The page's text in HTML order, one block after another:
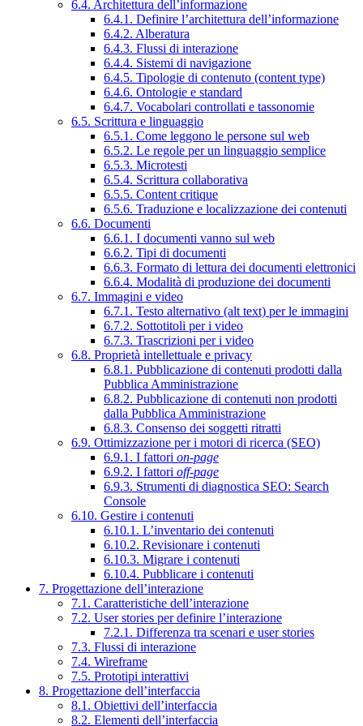
6.4. Architettura dell’informazione
6.4.1. Definire l’architettura dell’informazione
6.4.2. Alberatura
6.4.3. Flussi di interazione
6.4.4. Sistemi di navigazione
6.4.5. Tipologie di contenuto (content type)
6.4.6. Ontologie e standard
6.4.7. Vocabolari controllati e tassonomie
6.5. Scrittura e linguaggio
6.5.1. Come leggono le persone sul web
6.5.2. Le regole per un linguaggio semplice
6.5.3. Microtesti
6.5.4. Scrittura collaborativa
6.5.5. Content critique
6.5.6. Traduzione e localizzazione dei contenuti
6.6. Documenti
6.6.1. I documenti vanno sul web
6.6.2. Tipi di documenti
6.6.3. Formato di lettura dei documenti elettronici
6.6.4. Modalità di produzione dei documenti
6.7. Immagini e video
6.7.1. Testo alternativo (alt text) per le immagini
6.7.2. Sottotitoli per i video
6.7.3. Trascrizioni per i video
6.8. Proprietà intellettuale e privacy
6.8.1. Pubblicazione di contenuti prodotti dalla
Pubblica Amministrazione
6.8.2. Pubblicazione di contenuti non prodotti
dalla Pubblica Amministrazione
6.8.3. Consenso dei soggetti ritratti
6.9. Ottimizzazione per i motori di ricerca (SEO)
6.9.1. I fattori on-page
6.9.2. I fattori off-page
6.9.3. Strumenti di diagnostica SEO: Search
Console
6.10. Gestire i contenuti
6.10.1. L’inventario dei contenuti
6.10.2. Revisionare i contenuti
6.10.3. Migrare i contenuti
6.10.4. Pubblicare i contenuti
7. Progettazione dell’interazione
7.1. Caratteristiche dell’interazione
7.2. User stories per definire l’interazione
7.2.1. Differenza tra scenari e user stories
7.3. Flussi di interazione
7.4. Wireframe
7.5. Prototipi interattivi
8. Progettazione dell’interfaccia
8.1. Obiettivi dell’interfaccia
8.2. Elementi dell’interfaccia